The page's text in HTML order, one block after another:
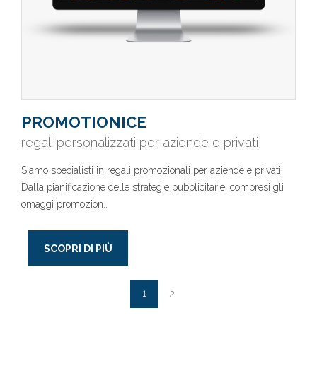
PROMOTIONICE
regali personalizzati per aziende e privati
Siamo specialisti in regali promozionali per aziende e privati.
Dalla pianificazione delle strategie pubblicitarie, compresi gli
omaggi promozion..
SCOPRI DI PIÙ
1 2